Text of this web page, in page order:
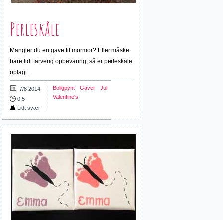
Perleskåle
Mangler du en gave til mormor? Eller måske
bare lidt farverig opbevaring, så er perleskåle
oplagt.
7/8 2014
0,5
Lidt svær
Boligpynt Gaver
Jul
Valentine's